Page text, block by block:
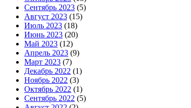
Сентябрь 2023 (5)
Август 2023 (15)
Июль 2023 (18)
Июнь 2023 (20)
Май 2023 (12)
Апрель 2023 (9)
Март 2023 (7)
Декабрь 2022 (1)
Ноябрь 2022 (3)
Октябрь 2022 (1)
Сентябрь 2022 (5)